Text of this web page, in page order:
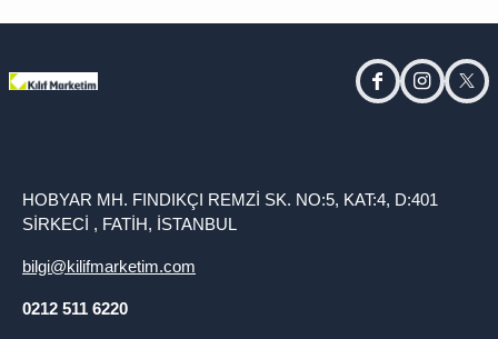
facebookinstagram
HOBYAR MH. FINDIKÇI REMZİ SK. NO:5, KAT:4, D:401
SİRKECİ , FATİH, İSTANBUL
bilgi@kilifmarketim.com
0212 511 6220